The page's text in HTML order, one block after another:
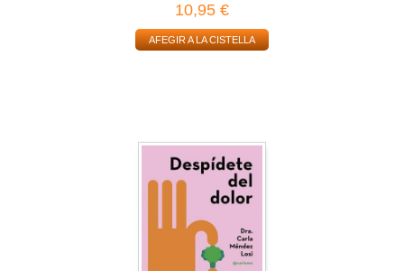
10,95 €
AFEGIR A LA CISTELLA